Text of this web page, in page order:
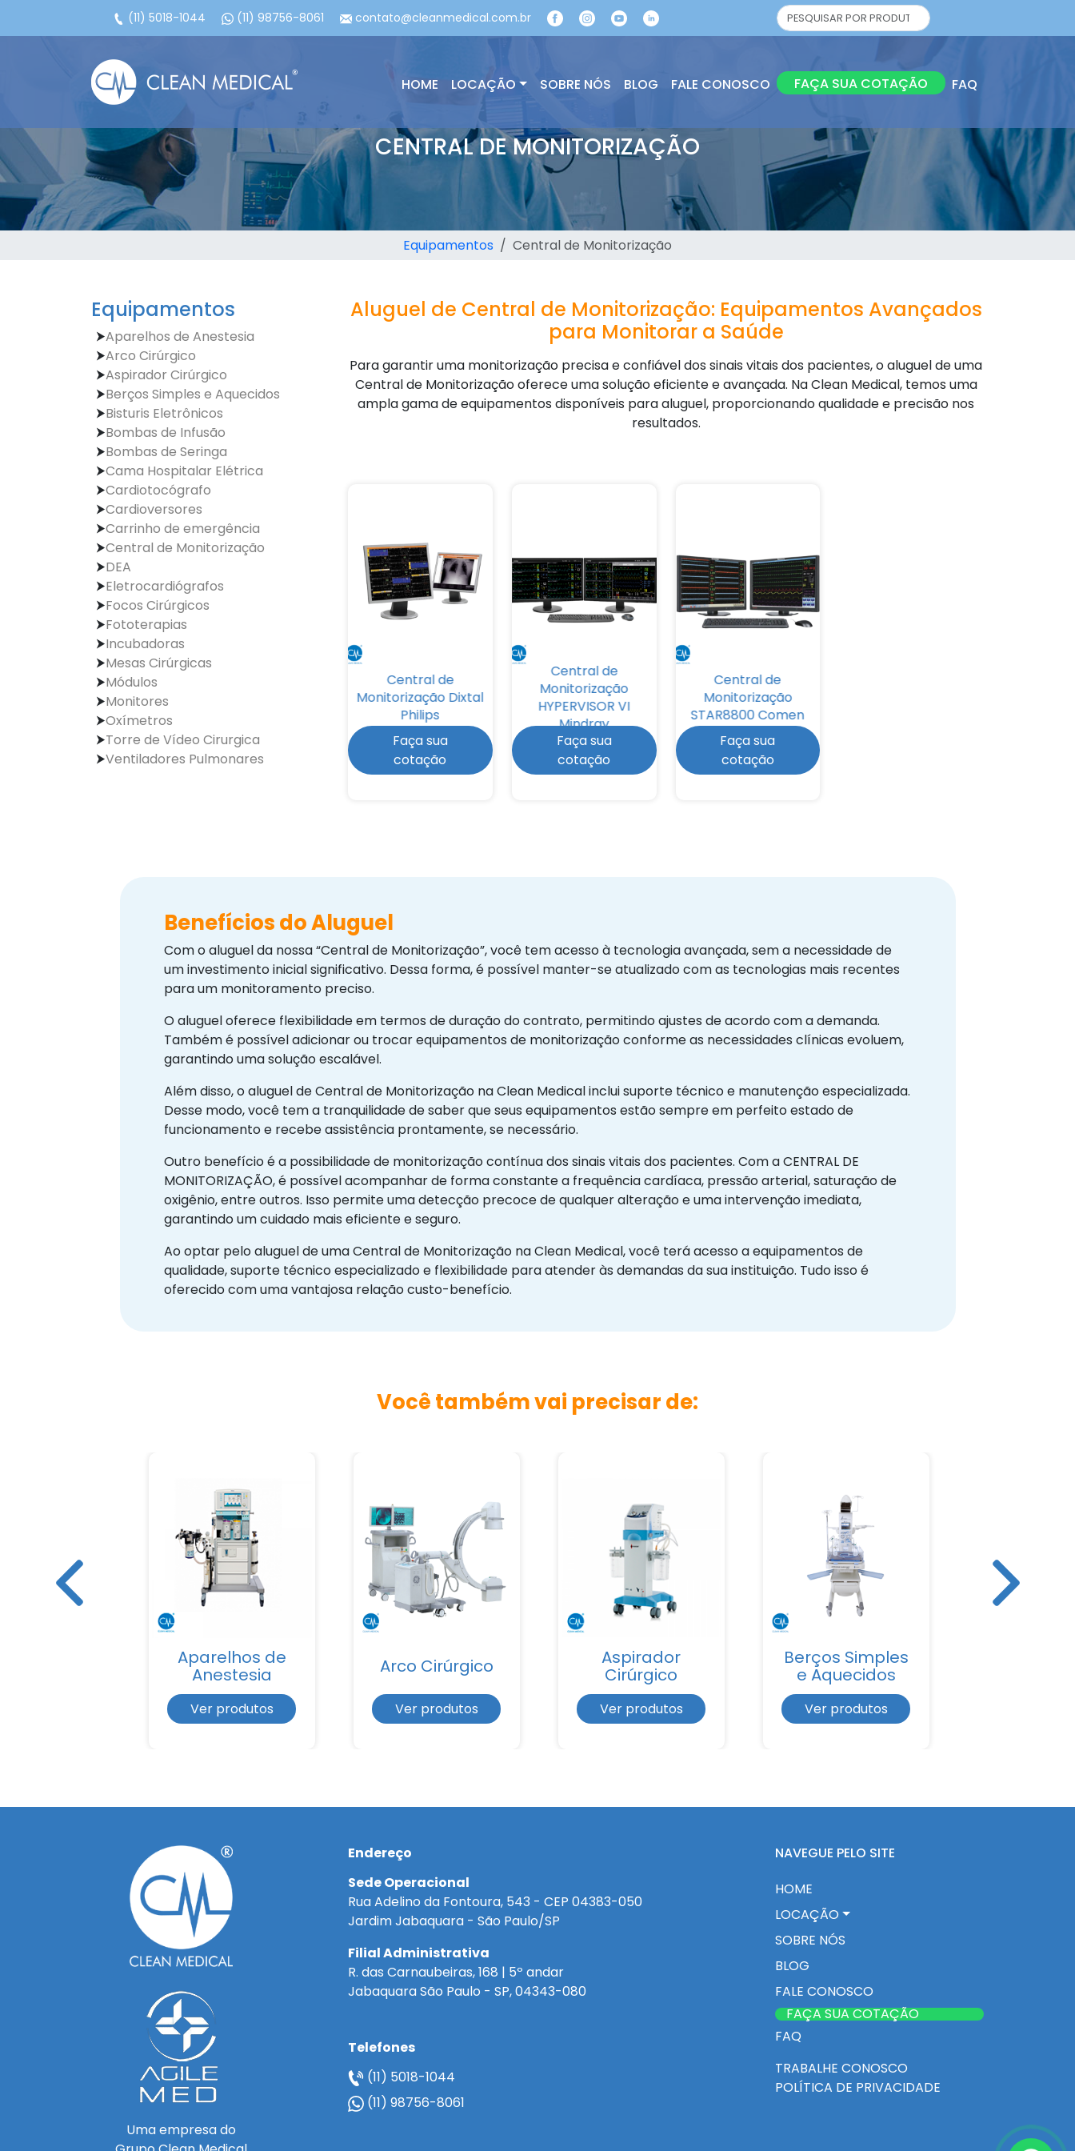
(11) 5018-1044 (11) 98756-8061 contato@cleanmedical.com.br
HOME LOCAÇÃO SOBRE NÓS BLOG FALE CONOSCO FAÇA SUA COTAÇÃO FAQ
CENTRAL DE MONITORIZAÇÃO
Equipamentos Central de Monitorização
Equipamentos
Aparelhos de Anestesia
Arco Cirúrgico
Aspirador Cirúrgico
Berços Simples e Aquecidos
Bisturis Eletrônicos
Bombas de Infusão
Bombas de Seringa
Cama Hospitalar Elétrica
Cardiotocógrafo
Cardioversores
Carrinho de emergência
Central de Monitorização
DEA
Eletrocardiógrafos
Focos Cirúrgicos
Fototerapias
Incubadoras
Mesas Cirúrgicas
Módulos
Monitores
Oxímetros
Torre de Vídeo Cirurgica
Ventiladores Pulmonares
Aluguel de Central de Monitorização: Equipamentos Avançados
para Monitorar a Saúde
Para garantir uma monitorização precisa e confiável dos sinais vitais dos pacientes, o aluguel de uma
Central de Monitorização oferece uma solução eficiente e avançada. Na Clean Medical, temos uma
ampla gama de equipamentos disponíveis para aluguel, proporcionando qualidade e precisão nos
resultados.
Central de
Monitorização Dixtal
Philips
Faça sua
cotação
Central de
Monitorização
HYPERVISOR VI
Mindray
Faça sua
cotação
Central de
Monitorização
STAR8800 Comen
Faça sua
cotação
Benefícios do Aluguel
Com o aluguel da nossa “Central de Monitorização”, você tem acesso à tecnologia avançada, sem a necessidade de
um investimento inicial significativo. Dessa forma, é possível manter-se atualizado com as tecnologias mais recentes
para um monitoramento preciso.
O aluguel oferece flexibilidade em termos de duração do contrato, permitindo ajustes de acordo com a demanda.
Também é possível adicionar ou trocar equipamentos de monitorização conforme as necessidades clínicas evoluem,
garantindo uma solução escalável.
Além disso, o aluguel de Central de Monitorização na Clean Medical inclui suporte técnico e manutenção especializada.
Desse modo, você tem a tranquilidade de saber que seus equipamentos estão sempre em perfeito estado de
funcionamento e recebe assistência prontamente, se necessário.
Outro benefício é a possibilidade de monitorização contínua dos sinais vitais dos pacientes. Com a CENTRAL DE
MONITORIZAÇÃO, é possível acompanhar de forma constante a frequência cardíaca, pressão arterial, saturação de
oxigênio, entre outros. Isso permite uma detecção precoce de qualquer alteração e uma intervenção imediata,
garantindo um cuidado mais eficiente e seguro.
Ao optar pelo aluguel de uma Central de Monitorização na Clean Medical, você terá acesso a equipamentos de
qualidade, suporte técnico especializado e flexibilidade para atender às demandas da sua instituição. Tudo isso é
oferecido com uma vantajosa relação custo-benefício.
Você também vai precisar de:
Aparelhos de
Anestesia
Ver produtos
Arco Cirúrgico
Ver produtos
Aspirador
Cirúrgico
Ver produtos
Berços Simples
e Aquecidos
Ver produtos
Uma empresa do
Endereço
Sede Operacional
Rua Adelino da Fontoura, 543 - CEP 04383-050
Jardim Jabaquara - São Paulo/SP
Filial Administrativa
R. das Carnaubeiras, 168 | 5º andar
Jabaquara São Paulo - SP, 04343-080
Telefones
(11) 5018-1044
(11) 98756-8061
NAVEGUE PELO SITE
HOME
LOCAÇÃO
SOBRE NÓS
BLOG
FALE CONOSCO
FAÇA SUA COTAÇÃO
FAQ
TRABALHE CONOSCO
POLÍTICA DE PRIVACIDADE